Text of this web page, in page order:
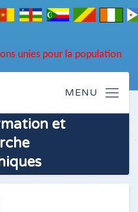
DU
unies pour la population
et